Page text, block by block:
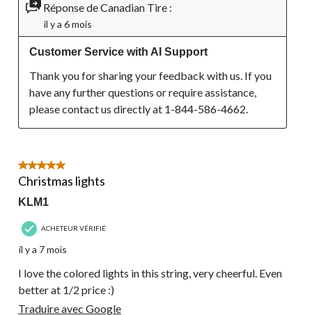
Réponse de Canadian Tire :
il y a 6 mois
Customer Service with AI Support
Thank you for sharing your feedback with us. If you
have any further questions or require assistance,
please contact us directly at 1-844-586-4662.
5 étoile(s) sur 5.
Christmas lights
KLM1
ACHETEUR VÉRIFIÉ
il y a 7 mois
I love the colored lights in this string, very cheerful. Even
better at 1/2 price :)
Traduire avec Google